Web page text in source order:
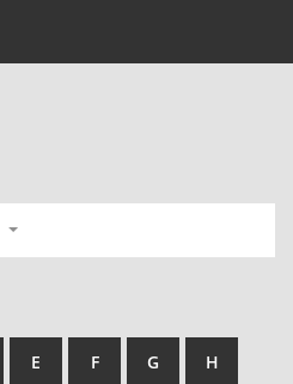
E F G H